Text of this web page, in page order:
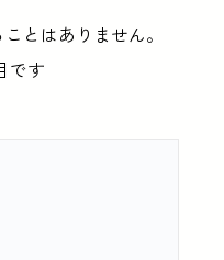
とはありません。
です